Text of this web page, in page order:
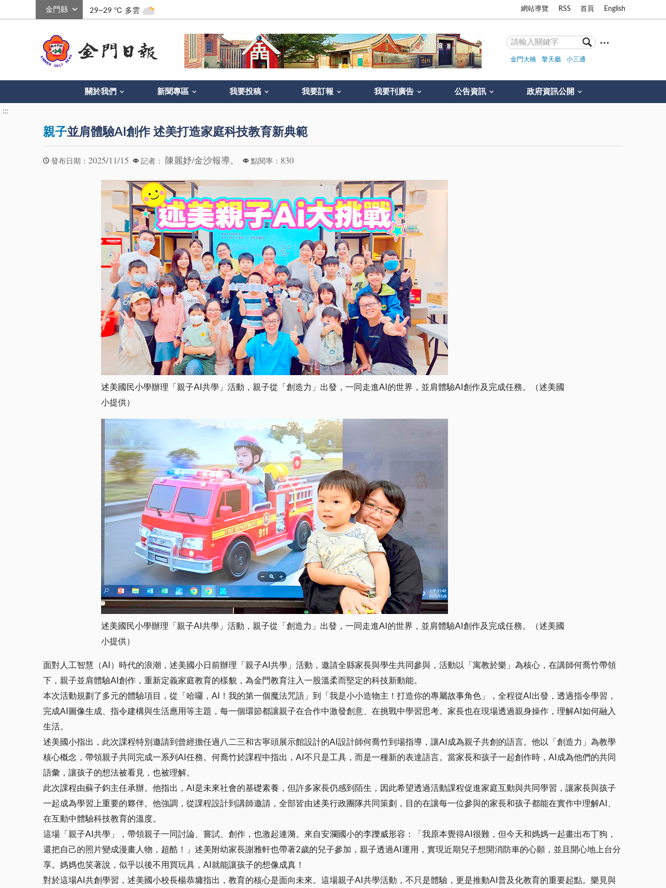
29~29 ℃ 多雲 網站導覽 RSS 首頁 English
金門大橋 擎天廳 小三通
關於我們 新聞專區 我要投稿 我要訂報 我要刊廣告 公告資訊 政府資訊公開
:::
親子並肩體驗AI創作 述美打造家庭科技教育新典範
發布日期： 2025/11/15 記者： 陳麗妤/金沙報導。 點閱率： 830
述美國民小學辦理「親子AI共學」活動，親子從「創造力」出發，一同走進AI的世界，並肩體驗AI創作及完成任務。（述美國
小提供）
述美國民小學辦理「親子AI共學」活動，親子從「創造力」出發，一同走進AI的世界，並肩體驗AI創作及完成任務。（述美國
小提供）
面對人工智慧（AI）時代的浪潮，述美國小日前辦理「親子AI共學」活動，邀請全縣家長與學生共同參與，活動以「寓教於樂」為核心，在講師何喬竹帶領
下，親子並肩體驗AI創作，重新定義家庭教育的樣貌，為金門教育注入一股溫柔而堅定的科技新動能。
本次活動規劃了多元的體驗項目，從「哈囉，AI！我的第一個魔法咒語」到「我是小小造物主！打造你的專屬故事角色」，全程從AI出發，透過指令學習，
完成AI圖像生成、指令建構與生活應用等主題，每一個環節都讓親子在合作中激發創意、在挑戰中學習思考。家長也在現場透過親身操作，理解AI如何融入
生活。
述美國小指出，此次課程特別邀請到曾經擔任過八二三和古寧頭展示館設計的AI設計師何喬竹到場指導，讓AI成為親子共創的語言。他以「創造力」為教學
核心概念，帶領親子共同完成一系列AI任務。何喬竹於課程中指出，AI不只是工具，而是一種新的表達語言。當家長和孩子一起創作時，AI成為他們的共同
語彙，讓孩子的想法被看見，也被理解。
此次課程由蘇子鈞主任承辦。他指出，AI是未來社會的基礎素養，但許多家長仍感到陌生，因此希望透過活動課程促進家庭互動與共同學習，讓家長與孩子
一起成為學習上重要的夥伴。他強調，從課程設計到講師邀請，全部皆由述美行政團隊共同策劃，目的在讓每一位參與的家長和孩子都能在實作中理解AI、
在互動中體驗科技教育的溫度。
這場「親子AI共學」，帶領親子一同討論、嘗試、創作，也激起連漪。來自安瀾國小的李躒威形容：「我原本覺得AI很難，但今天和媽媽一起畫出布丁狗，
還把自己的照片變成漫畫人物，超酷！」述美附幼家長謝雅軒也帶著2歲的兒子參加，親子透過AI運用，實現近期兒子想開消防車的心願，並且開心地上台分
享。媽媽也笑著說，似乎以後不用買玩具，AI就能讓孩子的想像成真！
對於這場AI共創學習，述美國小校長楊恭墉指出，教育的核心是面向未來。這場親子AI共學活動，不只是體驗，更是推動AI普及化教育的重要起點。樂見與